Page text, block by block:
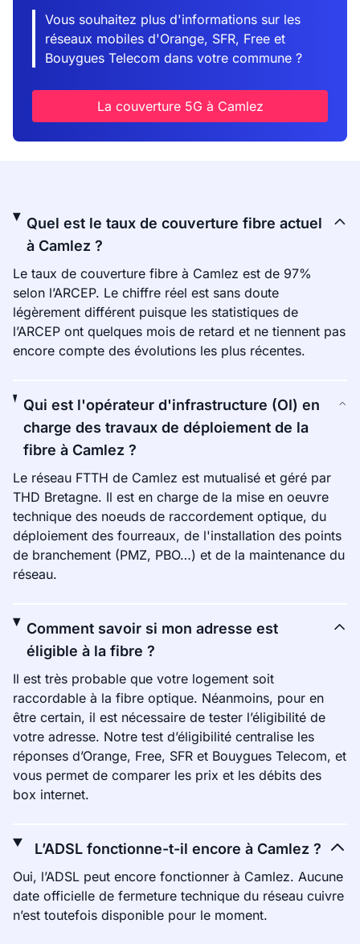
Vous souhaitez plus d'informations sur les
réseaux mobiles d'Orange, SFR, Free et
Bouygues Telecom dans votre commune ?
La couverture 5G à Camlez
Quel est le taux de couverture fibre actuel
à Camlez ?
Le taux de couverture fibre à Camlez est de 97%
selon l’ARCEP. Le chiffre réel est sans doute
légèrement différent puisque les statistiques de
l’ARCEP ont quelques mois de retard et ne tiennent pas
encore compte des évolutions les plus récentes.
Qui est l'opérateur d'infrastructure (OI) en
charge des travaux de déploiement de la
fibre à Camlez ?
Le réseau FTTH de Camlez est mutualisé et géré par
THD Bretagne. Il est en charge de la mise en oeuvre
technique des noeuds de raccordement optique, du
déploiement des fourreaux, de l'installation des points
de branchement (PMZ, PBO…) et de la maintenance du
réseau.
Comment savoir si mon adresse est
éligible à la fibre ?
Il est très probable que votre logement soit
raccordable à la fibre optique. Néanmoins, pour en
être certain, il est nécessaire de tester l’éligibilité de
votre adresse. Notre test d’éligibilité centralise les
réponses d’Orange, Free, SFR et Bouygues Telecom, et
vous permet de comparer les prix et les débits des
box internet.
L’ADSL fonctionne-t-il encore à Camlez ?
Oui, l’ADSL peut encore fonctionner à Camlez. Aucune
date officielle de fermeture technique du réseau cuivre
n’est toutefois disponible pour le moment.